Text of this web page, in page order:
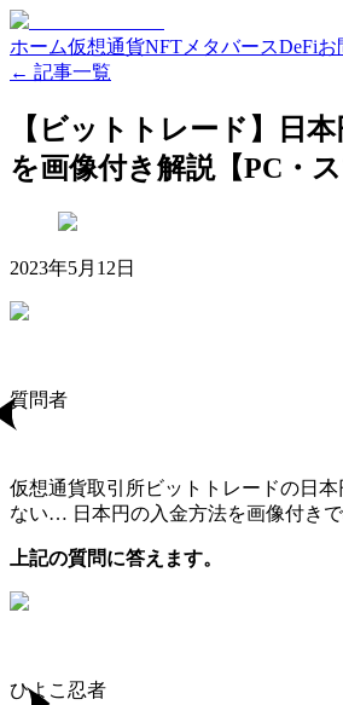
ホーム仮想通貨NFT メタバースDeFiお
← 記事一覧
【ビットトレード】日
を画像付き解説【PC・ス
2023年5月12日
質問者
仮想通貨取引所ビットトレードの日
ない… 日本円の入金方法を画像付き
上記の質問に答えます。
ひよこ忍者